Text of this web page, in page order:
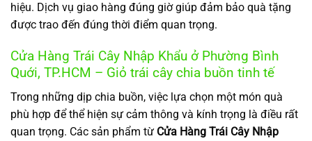
hiệu. Dịch vụ giao hàng đúng giờ giúp đảm bảo quà tặng
được trao đến đúng thời điểm quan trọng.
Cửa Hàng Trái Cây Nhập Khẩu ở Phường Bình
Quới, TP.HCM – Giỏ trái cây chia buồn tinh tế
Trong những dịp chia buồn, việc lựa chọn một món quà
phù hợp để thể hiện sự cảm thông và kính trọng là điều rất
quan trọng. Các sản phẩm từ Cửa Hàng Trái Cây Nhập